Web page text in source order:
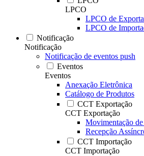
LPCO
LPCO de
LPCO de
Notificação
Notificação
Notificação de eventos push
Eventos
Eventos
Anexação Eletrônica
Catálogo de Produtos
CCT Exportação
CCT Exportação
Movimentação
Recepção
CCT Importação
CCT Importação